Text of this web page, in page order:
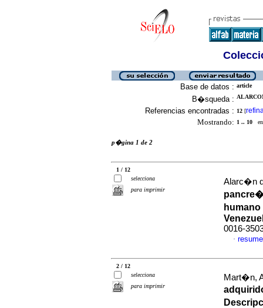
Base de datos : article
B�squeda :
Referencias encontradas : 12 [
Mostrando: 1 .. 10 en
p�gina 1 de 2
1 / 12
selecciona
para imprimir
Alarc�n
0016-
·
2 / 12
selecciona
para imprimir
Mart�n,